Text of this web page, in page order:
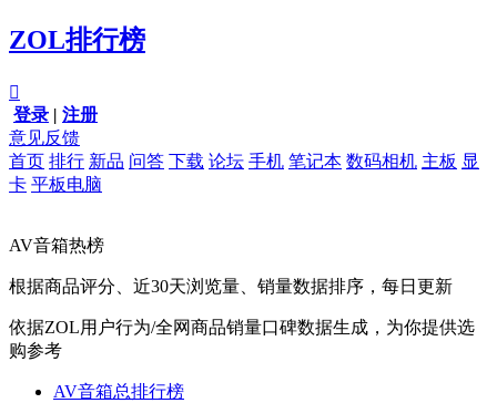
ZOL排行榜

登录 | 注册
意见反馈
首页 排行 新品 问答 下载 论坛 手机 笔记本 数码相机 主板 显
卡 平板电脑
AV音箱热榜
根据商品评分、近30天浏览量、销量数据排序，每日更新
依据ZOL用户行为/全网商品销量口碑数据生成，为你提供选
购参考
AV音箱总排行榜